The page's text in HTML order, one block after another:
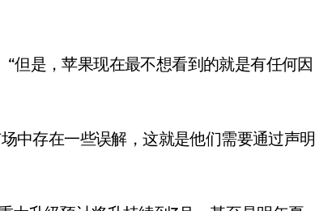
但是，苹果现在最不想看到的就是有任何因
中存在一些误解，这就是他们需要通过声明